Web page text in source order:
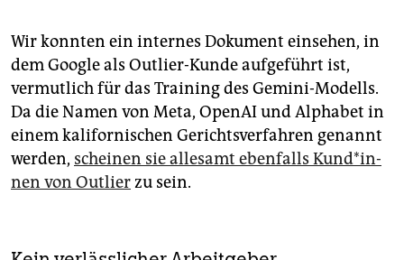
Wir konnten ein internes Dokument einsehen, in
dem Google als Outlier-Kunde aufgeführt ist,
vermutlich für das Training des Gemini-Modells.
Da die Namen von Meta, OpenAI und Alphabet in
einem kalifornischen Gerichtsverfahren genannt
werden, scheinen sie allesamt ebenfalls Kun­d*in­
nen von Outlierzu sein.